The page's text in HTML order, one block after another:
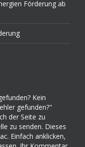
Förderung ab
Kein
gefunden?"
der Seite zu
zu senden. Dieses
Einfach anklicken,